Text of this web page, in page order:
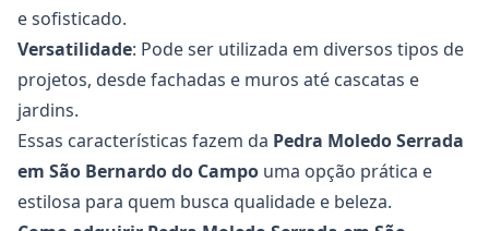
e sofisticado.
Versatilidade: Pode ser utilizada em diversos tipos de
projetos, desde fachadas e muros até cascatas e
jardins.
Essas características fazem da Pedra Moledo Serrada
em São Bernardo do Campo uma opção prática e
estilosa para quem busca qualidade e beleza.